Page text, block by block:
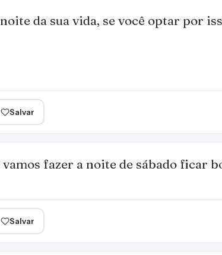
da sua vida, se você optar por
Salvar
fazer a noite de sábado ficar
Salvar